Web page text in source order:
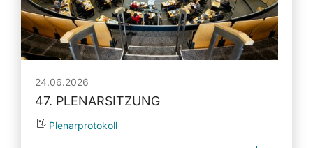
24.06.2026
47. PLENARSITZUNG
Plenarprotokoll